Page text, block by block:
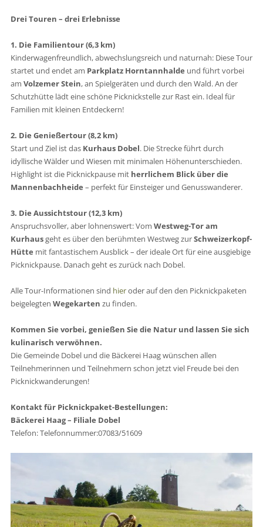
Drei Touren – drei Erlebnisse
1. Die Familientour (6,3 km)
Kinderwagenfreundlich, abwechslungsreich und naturnah: Diese Tour
startet und endet am Parkplatz Horntannhalde und führt vorbei
am Volzemer Stein, an Spielgeräten und durch den Wald. An der
Schutzhütte lädt eine schöne Picknickstelle zur Rast ein. Ideal für
Familien mit kleinen Entdeckern!
2. Die Genießertour (8,2 km)
Start und Ziel ist das Kurhaus Dobel. Die Strecke führt durch
idyllische Wälder und Wiesen mit minimalen Höhenunterschieden.
Highlight ist die Picknickpause mit herrlichem Blick über die
Mannenbachheide – perfekt für Einsteiger und Genusswanderer.
3. Die Aussichtstour (12,3 km)
Anspruchsvoller, aber lohnenswert: Vom Westweg-Tor am
Kurhausgeht es über den berühmten Westweg zurSchweizerkopf-
Hütte mit fantastischem Ausblick – der ideale Ort für eine ausgiebige
Picknickpause. Danach geht es zurück nach Dobel.
Alle Tour-Informationen sind hieroder auf den den Picknickpaketen
beigelegten Wegekarten zu finden.
Kommen Sie vorbei, genießen Sie die Natur und lassen Sie sich
kulinarisch verwöhnen.
Die Gemeinde Dobel und die Bäckerei Haag wünschen allen
Teilnehmerinnen und Teilnehmern schon jetzt viel Freude bei den
Picknickwanderungen!
Kontakt für Picknickpaket-Bestellungen:
Bäckerei Haag – Filiale Dobel
Telefon:Telefonnummer:07083/51609